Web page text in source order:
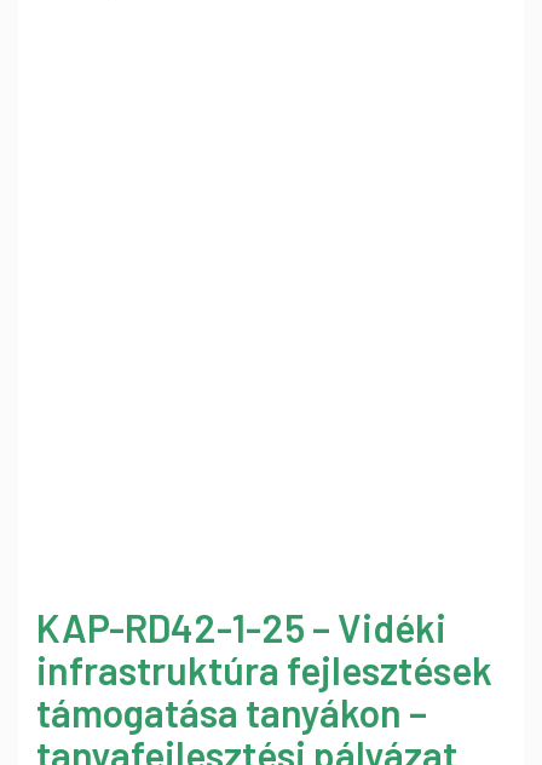
KAP-RD42-1-25 – Vidéki
infrastruktúra fejlesztések
támogatása tanyákon –
tanyafejlesztési pályázat